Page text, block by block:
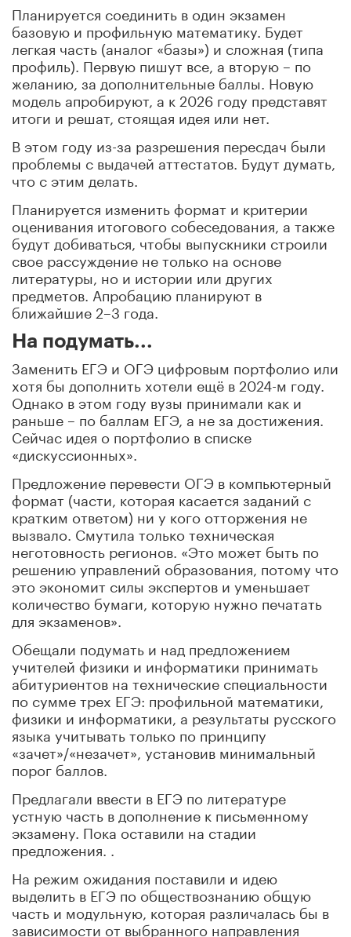
Планируется соединить в один экзамен
базовую и профильную математику. Будет
легкая часть (аналог «базы») и сложная (типа
профиль). Первую пишут все, а вторую – по
желанию, за дополнительные баллы. Новую
модель апробируют, а к 2026 году представят
итоги и решат, стоящая идея или нет.
В этом году из-за разрешения пересдач были
проблемы с выдачей аттестатов. Будут думать,
что с этим делать.
Планируется изменить формат и критерии
оценивания итогового собеседования, а также
будут добиваться, чтобы выпускники строили
свое рассуждение не только на основе
литературы, но и истории или других
предметов. Апробацию планируют в
ближайшие 2–3 года.
На подумать...
Заменить ЕГЭ и ОГЭ цифровым портфолио или
хотя бы дополнить хотели ещё в 2024-м году.
Однако в этом году вузы принимали как и
раньше – по баллам ЕГЭ, а не за достижения.
Сейчас идея о портфолио в списке
«дискуссионных».
Предложение перевести ОГЭ в компьютерный
формат (части, которая касается заданий с
кратким ответом) ни у кого отторжения не
вызвало. Смутила только техническая
неготовность регионов. «Это может быть по
решению управлений образования, потому что
это экономит силы экспертов и уменьшает
количество бумаги, которую нужно печатать
для экзаменов».
Обещали подумать и над предложением
учителей физики и информатики принимать
абитуриентов на технические специальности
по сумме трех ЕГЭ: профильной математики,
физики и информатики, а результаты русского
языка учитывать только по принципу
«зачет»/«незачет», установив минимальный
порог баллов.
Предлагали ввести в ЕГЭ по литературе
устную часть в дополнение к письменному
экзамену. Пока оставили на стадии
предложения. .
На режим ожидания поставили и идею
выделить в ЕГЭ по обществознанию общую
часть и модульную, которая различалась бы в
зависимости от выбранного направления